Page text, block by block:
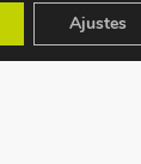
Ajustes